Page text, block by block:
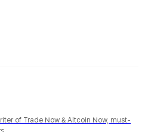
of Trade Now & Altcoin Now, must-